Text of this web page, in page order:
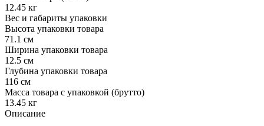
12.45 кг
Вес и габариты упаковки
Высота упаковки товара
71.1 см
Ширина упаковки товара
12.5 см
Глубина упаковки товара
116 см
Масса товара с упаковкой (брутто)
13.45 кг
Описание